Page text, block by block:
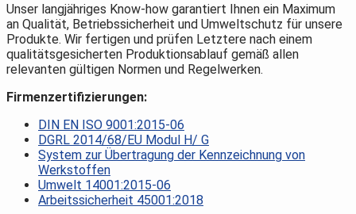
Unser langjähriges Know-how garantiert Ihnen ein Maximum
an Qualität, Betriebssicherheit und Umweltschutz für unsere
Produkte. Wir fertigen und prüfen Letztere nach einem
qualitätsgesicherten Produktionsablauf gemäß allen
relevanten gültigen Normen und Regelwerken.
Firmenzertifizierungen:
DIN EN ISO 9001:2015-06
DGRL 2014/68/EU Modul H/ G
System zur Übertragung der Kennzeichnung von
Werkstoffen
Umwelt 14001:2015-06
Arbeitssicherheit 45001:2018